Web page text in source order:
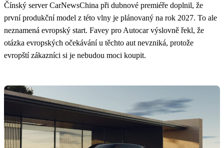
Čínský server CarNewsChina při dubnové premiéře doplnil, že
první produkční model z této vlny je plánovaný na rok 2027. To ale
neznamená evropský start. Favey pro Autocar výslovně řekl, že
otázka evropských očekávání u těchto aut nevzniká, protože
evropští zákazníci si je nebudou moci koupit.